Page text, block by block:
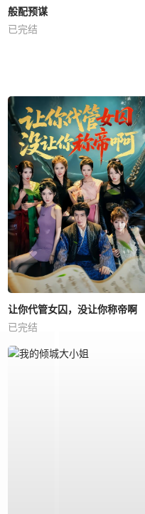
般配预谋
已完结
让你代管女囚，没让你称帝啊
已完结